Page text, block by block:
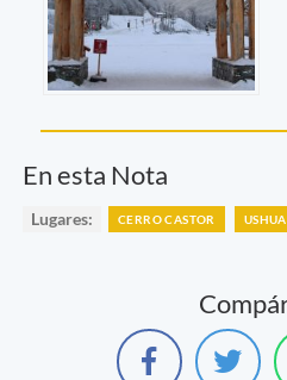
En esta Nota
Lugares: CERRO CASTOR